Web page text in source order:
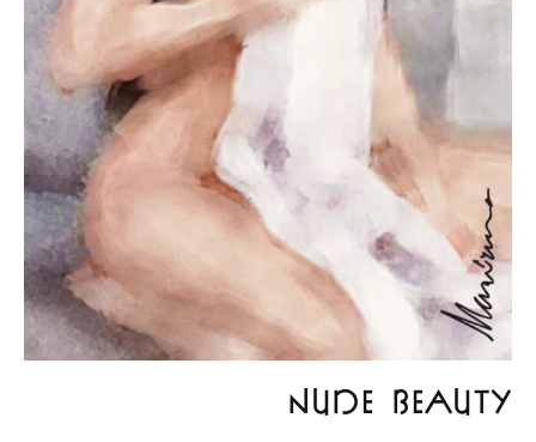
NUDE BEAUTY